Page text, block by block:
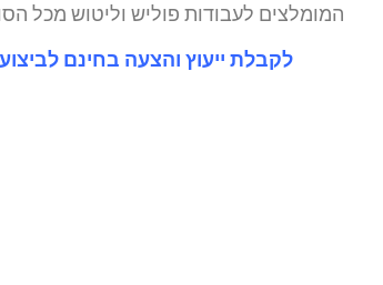
המומלצים לעבודות פוליש וליטוש מכל
לקבלת ייעוץ והצעה בחינם לביצוע